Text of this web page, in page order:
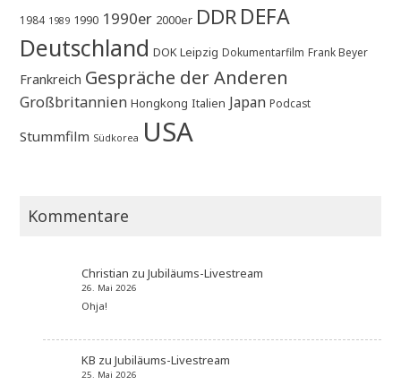
1984 1989 1990 1990er 2000er DDR DEFA
Deutschland DOK Leipzig Dokumentarfilm Frank Beyer
Frankreich Gespräche der Anderen
Großbritannien Hongkong Italien Japan Podcast
Stummfilm Südkorea USA
Kommentare
Christian zu Jubiläums-Livestream
26. Mai 2026
Ohja!
KB zu Jubiläums-Livestream
25. Mai 2026